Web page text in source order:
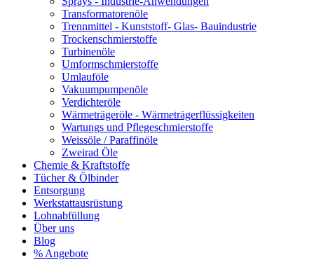
Transformatorenöle
Trennmittel - Kunststoff- Glas- Bauindustrie
Trockenschmierstoffe
Turbinenöle
Umformschmierstoffe
Umlauföle
Vakuumpumpenöle
Verdichteröle
Wärmeträgeröle - Wärmeträgerflüssigkeiten
Wartungs und Pflegeschmierstoffe
Weissöle / Paraffinöle
Zweirad Öle
Chemie & Kraftstoffe
Tücher & Ölbinder
Entsorgung
Werkstattausrüstung
Lohnabfüllung
Über uns
Blog
% Angebote